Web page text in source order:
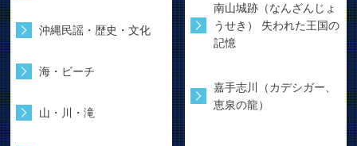
沖縄民謡・歴史・文化
海・ビーチ
山・川・滝
南山城跡（なんざんじょ
うせき） 失われた王国の
記憶
嘉手志川（カデシガー、
恵泉の龍）